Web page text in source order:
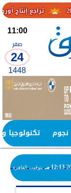
أوروبا والتوترات
11:00
صفر
24
1448
نجوم تكنولوجيا
12:13 مـ بتوقيت القاهرة